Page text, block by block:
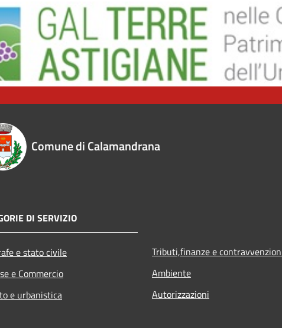
Comune di Calamandrana
DI SERVIZIO
e stato civile
e Commercio
e urbanistica
Tributi,finanze e
Ambiente
Autorizzazioni